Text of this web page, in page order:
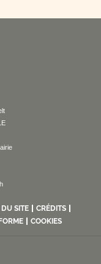
SITE
CRÉDITS
COOKIES